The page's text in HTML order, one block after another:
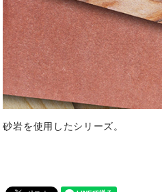
砂岩を使用したシリーズ。